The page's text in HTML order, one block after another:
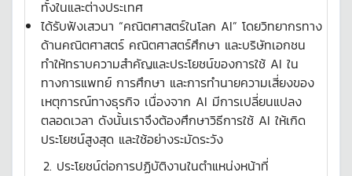
ทั้งในและต่างประเทศ
ได้รับฟังเสวนา “คณิตศาสตร์ในโลก AI” โดยวิทยากรทาง
ด้านคณิตศาสตร์ คณิตศาสตร์ศึกษา และบริษัทเอกชน
ทำให้ทราบความสำคัญและประโยชน์ของการใช้ AI ใน
ทางการแพทย์ การศึกษา และการทำนายความเสี่ยงของ
เหตุการณ์ทางธุรกิจ เนื่องจาก AI มีการเปลี่ยนแปลง
ตลอดเวลา ดังนั้นเราจึงต้องศึกษาวิธีการใช้ AI ให้เกิด
ประโยชน์สูงสุด และใช้อย่างระมัดระวัง
ประโยชน์ต่อการปฏิบัติงานในตำแหน่งหน้าที่